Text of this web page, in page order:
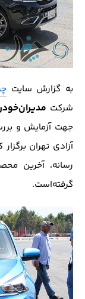
به گزارش سایت
شرکت
جهت آزمایش و
آزادی تهران
رسانه، آخرین
گرفته‌است.